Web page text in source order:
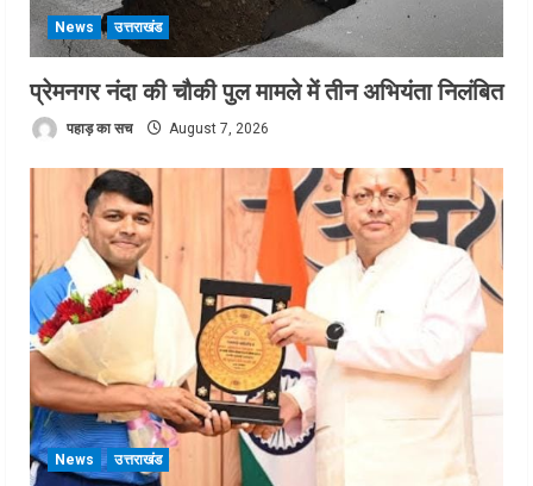
News उत्तराखंड
प्रेमनगर नंदा की चौकी पुल मामले में तीन अभियंता निलंबित
पहाड़ का सच August 7, 2026
News उत्तराखंड